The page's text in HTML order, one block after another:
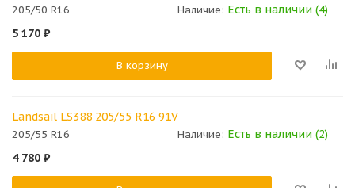
205/50 R16 Наличие: Есть в наличии (4)
5 170 ₽
В корзину
Landsail LS388 205/55 R16 91V
205/55 R16 Наличие: Есть в наличии (2)
4 780 ₽